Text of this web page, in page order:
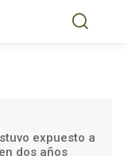
expuesto a
dos años